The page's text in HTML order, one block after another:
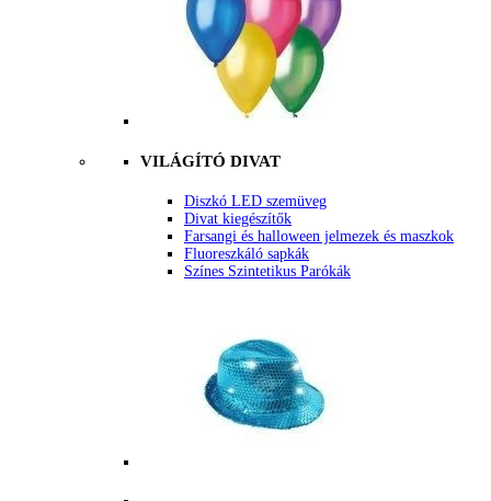
VILÁGÍTÓ DIVAT
Diszkó LED szemüveg
Divat kiegészítők
Farsangi és halloween jelmezek és maszkok
Fluoreszkáló sapkák
Színes Szintetikus Parókák